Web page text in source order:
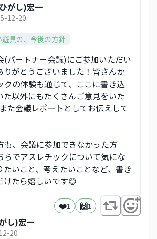
がし)宏一
12-20
具の、今後の方針
(パートナー会議)にご参加いただい
りがとうございました！皆さんか
クの体験も通じて、ここに書き込
た以外にもたくさんご意見をいた
た会議レポートとしてお伝えして
も、会議に参加できなかった方
らでアスレチックについて気にな
たいこと、考えたいことなど、書き
けたら嬉しいです😊
❤️1 🙌1
し)宏一
20